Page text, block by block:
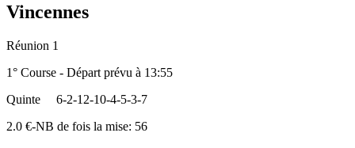
Vincennes
Réunion 1
1° Course - Départ prévu à 13:55
Quinte
6-2-12-10-4-5-3-7
2.0 €-NB de fois la mise: 56